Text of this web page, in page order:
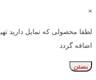
×
لطفا محصولی که تمایل دارید
اضافه گردد
بستن